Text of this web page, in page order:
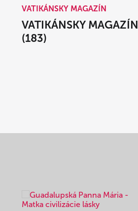
VATIKÁNSKY MAGAZÍN
VATIKÁNSKY MAGAZÍN
(183)